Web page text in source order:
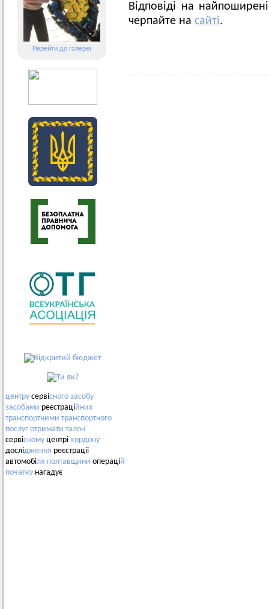
Перейти до галереї
центру сервісного засобу
засобами реєстраційних
транспортними транспортного
послуг отримати талон
сервісному центрі кордону
дослідження реєстрації
автомобіля полтавщини операцій
початку нагадує
Відповіді на
черпайте на сайті.